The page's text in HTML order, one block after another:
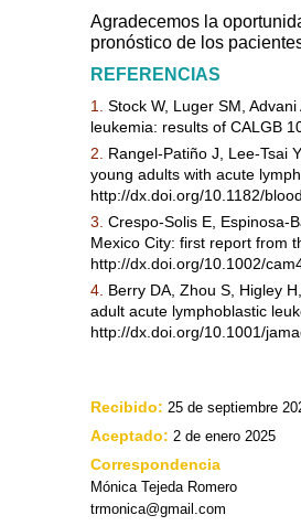
Agradecemos la
pronóstico de los
REFERENCIAS
1. Stock W, Luger SM,
leukemia: results of CALGB
2. Rangel-Patiño J, Lee-Tsai
young adults with acute
http://dx.doi.org/10.1182/
3. Crespo-Solis E, Espinosa-
Mexico City: first report from
http://dx.doi.org/10.1002/
4. Berry DA, Zhou S, Higley
adult acute lymphoblastic
http://dx.doi.org/10.1001/
Recibido: 25 de septiembre
Aceptado: 2 de enero 2025
Correspondencia
Mónica Tejeda Romero
trmonica@gmail.com